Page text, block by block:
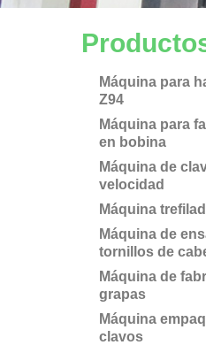
Máquina para
Z94
Máquina para
en bobina
Máquina de
velocidad
Máquina
Máquina de
tornillos de
Máquina de
grapas
Máquina
clavos